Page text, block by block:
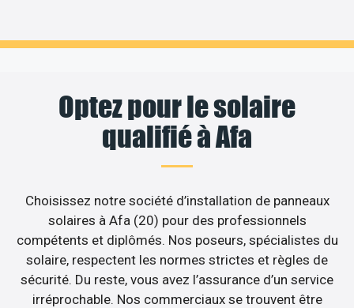
Optez pour le solaire
qualifié à Afa
Choisissez notre société d’installation de panneaux
solaires à Afa (20) pour des professionnels
compétents et diplômés. Nos poseurs, spécialistes du
solaire, respectent les normes strictes et règles de
sécurité. Du reste, vous avez l’assurance d’un service
irréprochable. Nos commerciaux se trouvent être